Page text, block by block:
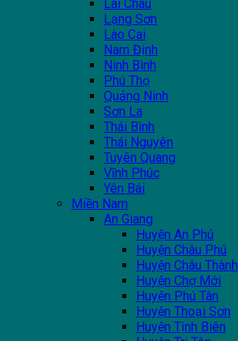
Lai Châu
Lạng Sơn
Lào Cai
Nam Định
Ninh Bình
Phú Thọ
Quảng Ninh
Sơn La
Thái Bình
Thái Nguyên
Tuyên Quang
Vĩnh Phúc
Yên Bái
Miền Nam
An Giang
Huyện An Phú
Huyện Châu Phú
Huyện Châu Thành
Huyện Chợ Mới
Huyện Phú Tân
Huyện Thoại Sơn
Huyện Tịnh Biên